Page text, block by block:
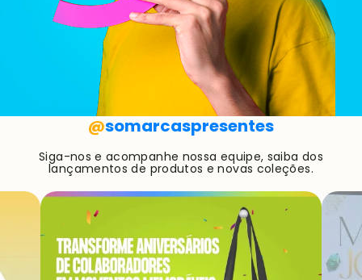
@somarcaspresentes
Siga-nos e acompanhe nossa equipe, saiba dos
lançamentos de produtos e novas coleções.